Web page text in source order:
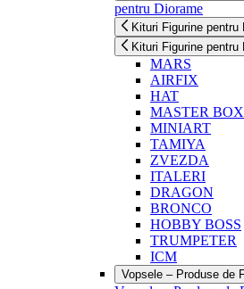
pentru Diorame
Kituri Figurine pentru
Kituri Figurine pentru
MARS
AIRFIX
HAT
MASTER BOX
MINIART
TAMIYA
ZVEZDA
ITALERI
DRAGON
BRONCO
HOBBY BOSS
TRUMPETER
ICM
Vopsele – Produse de